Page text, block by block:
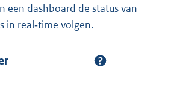
een dashboard de status van
in real‑time volgen.